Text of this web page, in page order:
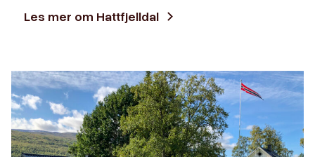
Les mer om Hattfjelldal